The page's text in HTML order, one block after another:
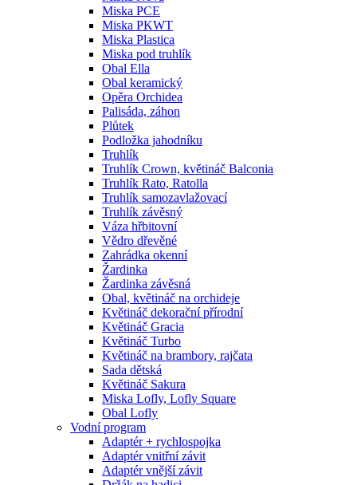
Miska PCE
Miska PKWT
Miska Plastica
Miska pod truhlík
Obal Ella
Obal keramický
Opěra Orchidea
Palisáda, záhon
Plůtek
Podložka jahodníku
Truhlík
Truhlík Crown, květináč Balconia
Truhlík Rato, Ratolla
Truhlík samozavlažovací
Truhlík závěsný
Váza hřbitovní
Vědro dřevěné
Zahrádka okenní
Žardinka
Žardinka závěsná
Obal, květináč na orchideje
Květináč dekorační přírodní
Květináč Gracia
Květináč Turbo
Květináč na brambory, rajčata
Sada dětská
Květináč Sakura
Miska Lofly, Lofly Square
Obal Lofly
Vodní program
Adaptér + rychlospojka
Adaptér vnitřní závit
Adaptér vnější závit